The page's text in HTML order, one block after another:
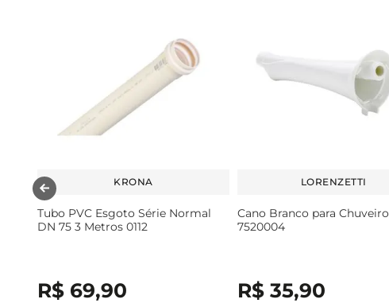
KRONA
Tubo PVC Esgoto Série Normal
DN 75 3 Metros 0112
R$ 69,90
LORENZETTI
Cano Branco para Chuveiro
7520004
R$ 35,90